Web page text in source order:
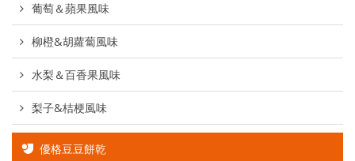
葡萄＆蘋果風味
柳橙&胡蘿蔔風味
水梨＆百香果風味
梨子&桔梗風味
優格豆豆餅乾